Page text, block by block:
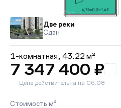
Две реки
Сдан
1-комнатная, 43.22 м²
7 347 400 ₽
Цена действительна на 06.08
Стоимость м²